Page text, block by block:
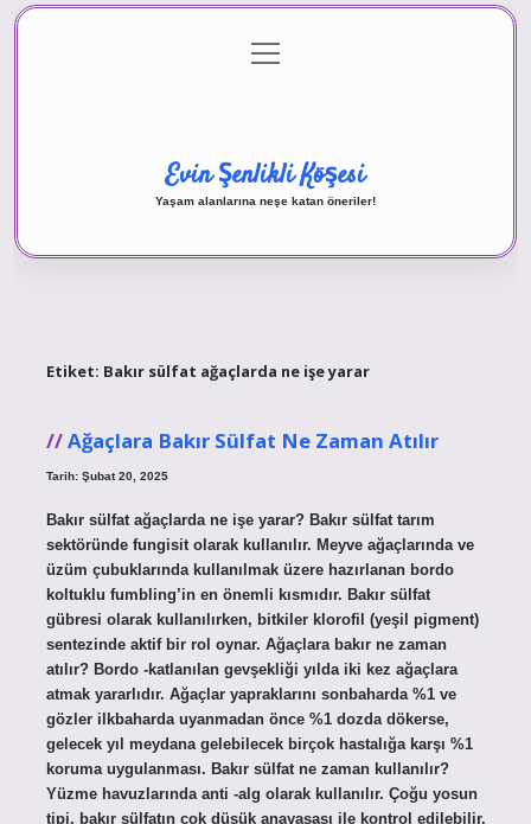
Gizlilik Politikası
menüyü
aç
Evin Şenlikli Köşesi
Yaşam alanlarına neşe katan öneriler!
Etiket: Bakır sülfat ağaçlarda ne işe yarar
Ağaçlara Bakır Sülfat Ne Zaman Atılır
Tarih: Şubat 20, 2025
Bakır sülfat ağaçlarda ne işe yarar? Bakır sülfat tarım
sektöründe fungisit olarak kullanılır. Meyve ağaçlarında ve
üzüm çubuklarında kullanılmak üzere hazırlanan bordo
koltuklu fumbling’in en önemli kısmıdır. Bakır sülfat
gübresi olarak kullanılırken, bitkiler klorofil (yeşil pigment)
sentezinde aktif bir rol oynar. Ağaçlara bakır ne zaman
atılır? Bordo -katlanılan gevşekliği yılda iki kez ağaçlara
atmak yararlıdır. Ağaçlar yapraklarını sonbaharda %1 ve
gözler ilkbaharda uyanmadan önce %1 dozda dökerse,
gelecek yıl meydana gelebilecek birçok hastalığa karşı %1
koruma uygulanması. Bakır sülfat ne zaman kullanılır?
Yüzme havuzlarında anti -alg olarak kullanılır. Çoğu yosun
tipi, bakır sülfatın çok düşük anayasası ile kontrol edilebilir.